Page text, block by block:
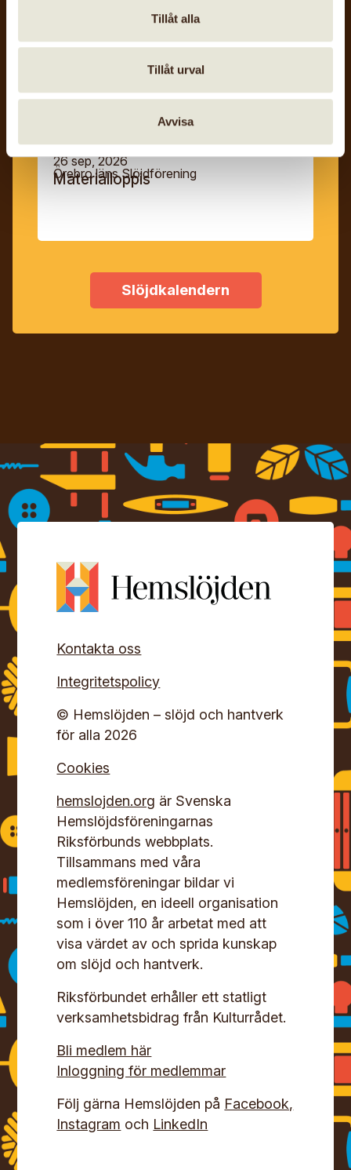
Tillåt alla
Tillåt urval
Avvisa
Korsmässomarknad
26 sep, 2026
Materialloppis
Örebro läns Slöjdförening
Slöjdkalendern
Kontakta oss
Integritetspolicy
© Hemslöjden – slöjd och hantverk
för alla 2026
Cookies
hemslojden.org är Svenska
Hemslöjdsföreningarnas
Riksförbunds webbplats.
Tillsammans med våra
medlemsföreningar bildar vi
Hemslöjden, en ideell organisation
som i över 110 år arbetat med att
visa värdet av och sprida kunskap
om slöjd och hantverk.
Riksförbundet erhåller ett statligt
verksamhetsbidrag från Kulturrådet.
Bli medlem här
Inloggning för medlemmar
Följ gärna Hemslöjden på Facebook,
Instagram och LinkedIn